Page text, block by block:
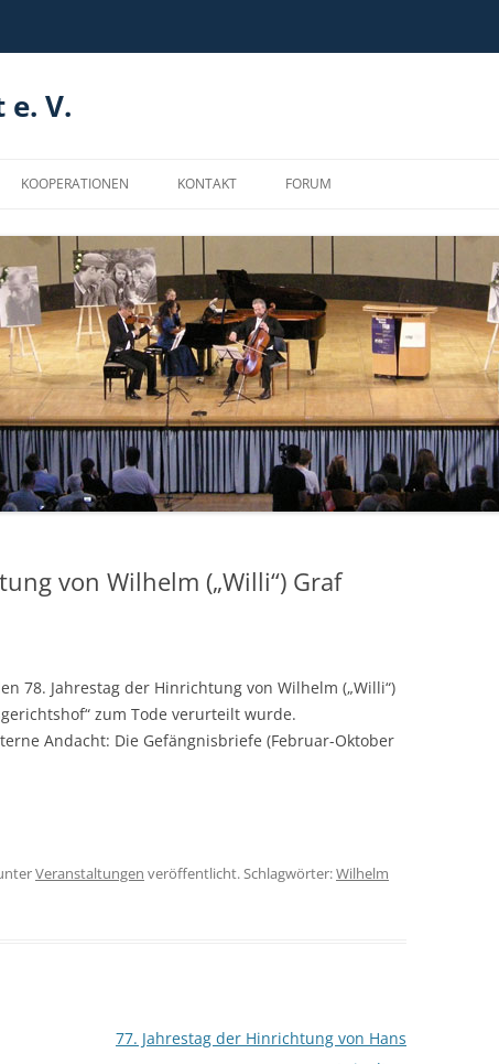
V.
KOOPERATIONEN KONTAKT FORUM
von Wilhelm („Willi“) Graf
78. Jahrestag der Hinrichtung von Wilhelm („Willi“)
zum Tode verurteilt wurde.
Andacht: Die Gefängnisbriefe (Februar-Oktober
Veranstaltungen veröffentlicht. Schlagwörter:Wilhelm
77. Jahrestag der Hinrichtung von Hans